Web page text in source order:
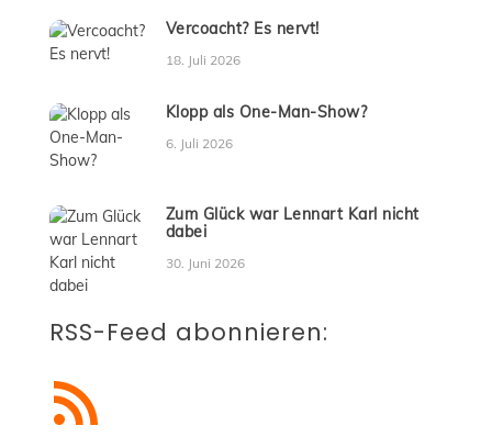
Vercoacht? Es nervt!
18. Juli 2026
Klopp als One-Man-Show?
6. Juli 2026
Zum Glück war Lennart Karl nicht
dabei
30. Juni 2026
RSS-Feed abonnieren:
RSS-Feed abonnieren